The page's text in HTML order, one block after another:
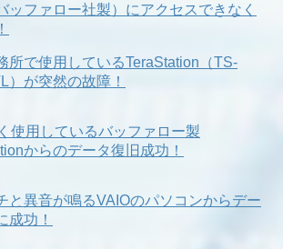
ッファロー社製）にアクセスできなく
所で使用しているTeraStation（TS-
）が突然の故障！
使用しているバッファロー製
からのデータ復旧成功！
と異音が鳴るVAIOのパソコンからデー
成功！